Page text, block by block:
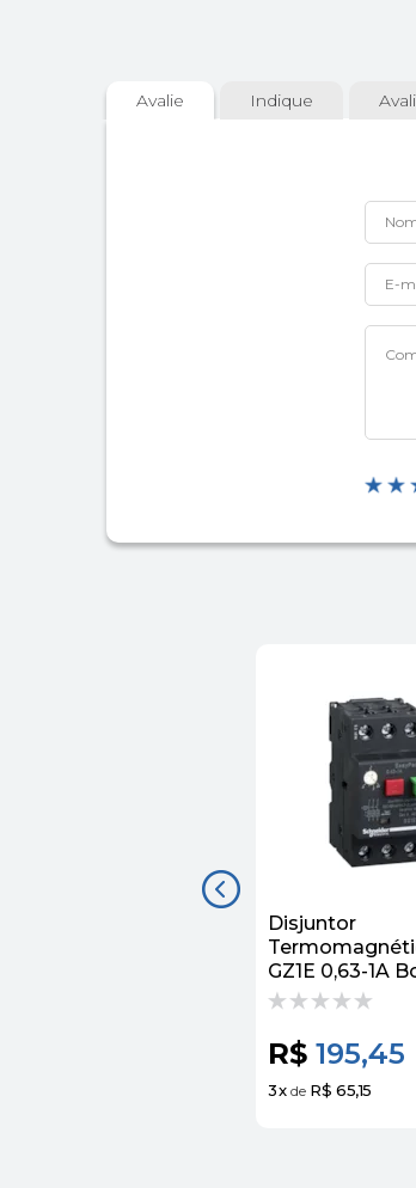
Avalie Indique
Disjuntor
GZ1E 0,63-1A
Impulsão
R$ 195,45
3x de R$ 65,15